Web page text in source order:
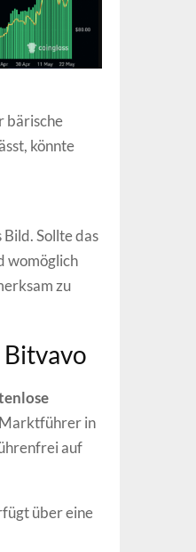
bärische
könnte
Sollte das
womöglich
zu
in
auf
über eine